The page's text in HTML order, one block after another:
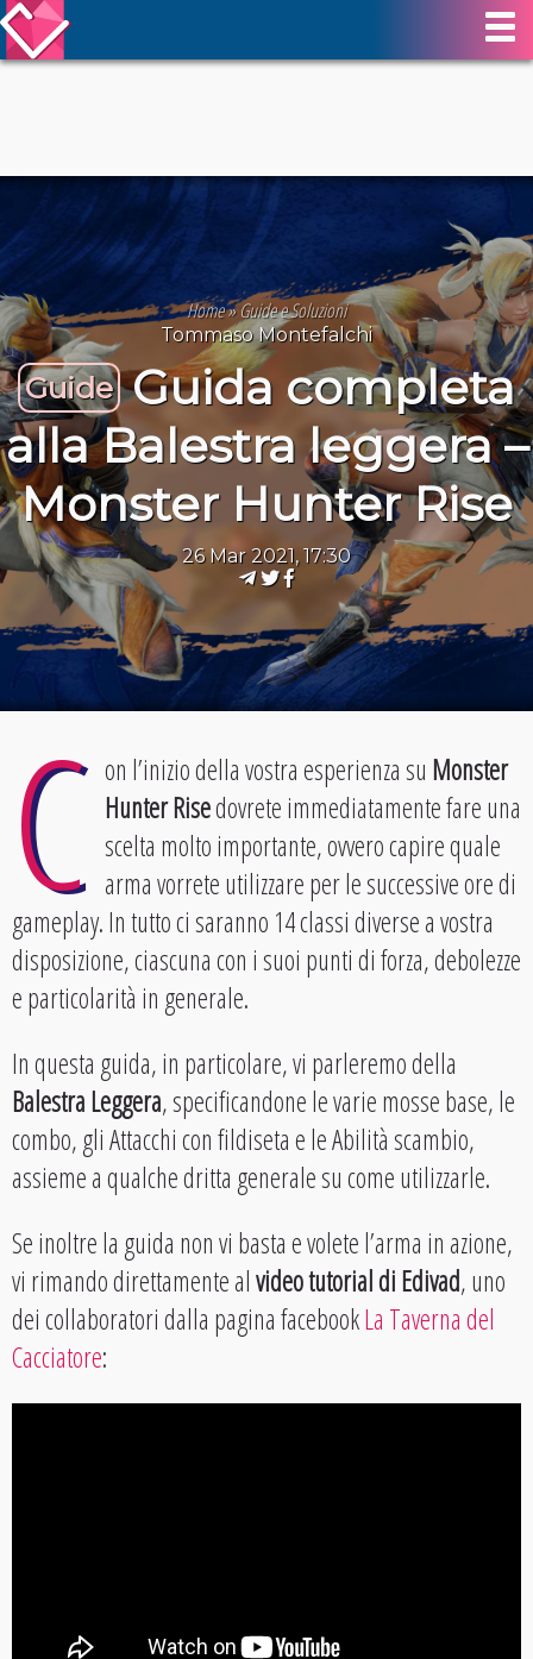
Home»Guide e Soluzioni
Tommaso Montefalchi
Guide Guida completa
alla Balestra leggera –
Monster Hunter Rise
26 Mar 2021, 17:30
C on l’inizio della vostra esperienza su Monster
Hunter Risedovrete immediatamente fare una
scelta molto importante, ovvero capire quale
arma vorrete utilizzare per le successive ore di
gameplay. In tutto ci saranno 14 classi diverse a vostra
disposizione, ciascuna con i suoi punti di forza, debolezze
e particolarità in generale.
In questa guida, in particolare, vi parleremo della
Balestra Leggera, specificandone le varie mosse base, le
combo, gli Attacchi con fildiseta e le Abilità scambio,
assieme a qualche dritta generale su come utilizzarle.
Se inoltre la guida non vi basta e volete l’arma in azione,
vi rimando direttamente alvideo tutorial di Edivad, uno
dei collaboratori dalla pagina facebookLa Taverna del
Cacciatore: